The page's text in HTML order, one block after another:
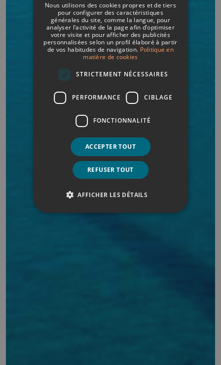
ITALIAN
FRENCH
GERMAN
Nous utilisons des cookies propres et de tiers
pour configurer des caractéristiques
générales du site, comme la langue, pour
analyser l’activité de la page afin d’optimiser
votre visite et pour afficher des publicités
personnalisées selon un profil élaboré à partir
de vos habitudes de navigation. Politique en
matière de cookies
STRICTEMENT NÉCESSAIRES
PERFORMANCE CIBLAGE
FONCTIONNALITÉ
ACCEPTER TOUT
REFUSER TOUT
AFFICHER LES DÉTAILS